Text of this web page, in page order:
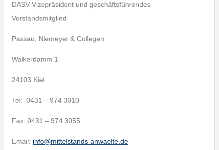
DASV Vizepräsident und geschäftsführendes
Vorstandsmitglied
Passau, Niemeyer & Collegen
Walkerdamm 1
24103 Kiel
Tel: 0431 – 974 3010
Fax: 0431 – 974 3055
Email: info@mittelstands-anwaelte.de